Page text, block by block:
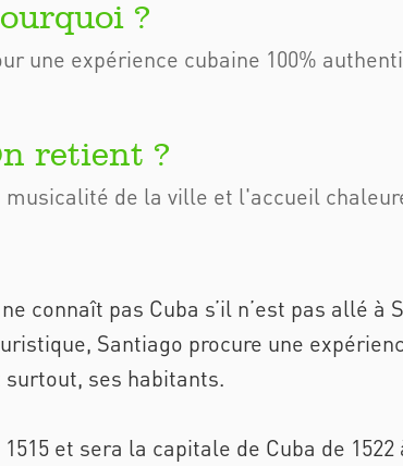
une expérience cubaine 100%
musicalité de la ville et l'accueil
connaît pas Cuba s’il n’est pas allé à
Santiago procure une
ses habitants.
et sera la capitale de Cuba de 1522